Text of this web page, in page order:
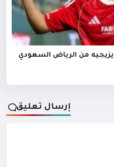
من الرياض السعودي
إرسال تعليق